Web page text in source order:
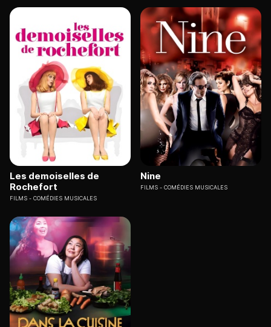
Les demoiselles de
Rochefort
FILMS COMÉDIES MUSICALES
Nine
FILMS COMÉDIES MUSICALES